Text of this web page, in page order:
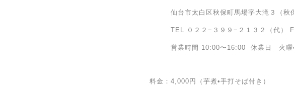
仙台市太白区秋保町馬場字大滝３（秋
TEL ０２２−３９９−２１３２（代）
営業時間 10:00〜16:00 休業日 火曜•
料金：4,000円（芋煮•手打そば付き）